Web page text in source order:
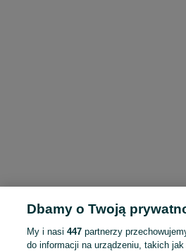
Dbamy o Twoją
My i nasi447 partnerzy
do informacji na urządzeniu, takich